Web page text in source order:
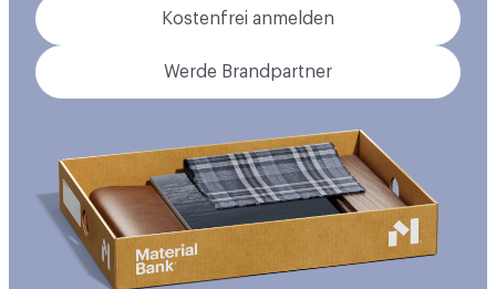
Kostenfrei anmelden
Werde Brandpartner